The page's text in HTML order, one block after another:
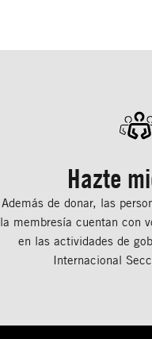
Hazte
Además de donar, las
la membresía cuentan con
en las actividades de
Internacional